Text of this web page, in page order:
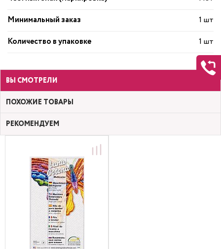
Минимальный заказ
1 шт
Количество в упаковке
1 шт
ВЫ СМОТРЕЛИ
ПОХОЖИЕ ТОВАРЫ
РЕКОМЕНДУЕМ